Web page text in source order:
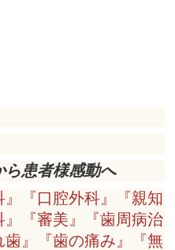
者様感動へ
』『口腔外科』『親知
』『審美』『歯周病治
』『歯の痛み』『無